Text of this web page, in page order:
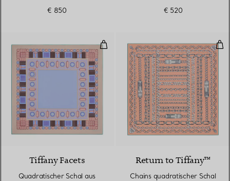
€ 850 € 520
Quadratischer Schal aus
4 Farben
Tiffany Facets
Quadratischer Schal aus
Return to Tiffany™
Chains quadratischer Schal